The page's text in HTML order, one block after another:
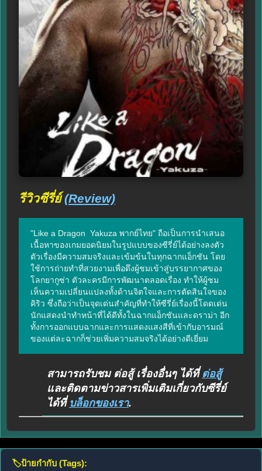
รีวิวซีรี่ย์(Review)
"Like a Dragon  Yakuza พากย์ไทย" ถือเป็นการนำเสนอ
เนื้อหาของเกมยอดนิยมในรูปแบบของซีรี่ย์ได้อย่างลงตัว
ตัวเรื่องมีความสมจริงและเข้มข้นในทุกฉากแอ็กชัน โดย
ใช้การถ่ายทำที่สวยงามเพื่อดึงผู้ชมเข้าสู่บรรยากาศของ
โลกยากูซ่า ตัวละครมีการพัฒนาตลอดเรื่อง ทำให้ผู้ชม
เห็นความเปลี่ยนแปลงทั้งด้านจิตใจและการตัดสินใจของ
คิริว ซึ่งถือว่าเป็นจุดเด่นสำคัญที่ทำให้ซีรี่ย์เรื่องนี้โดดเด่น
นักแสดงนำทำหน้าที่ได้ดีทั้งในฉากแอ็กชันและดราม่า อีก
ทั้งการออกแบบฉากและการแสดงแสงสีที่เข้ากับอารมณ์
ของแต่ละฉากก็ช่วยเพิ่มความสมจริงได้อย่างดีเยี่ยม
สามารถรับชม ต่อสู้ เรื่องอื่นๆ ได้ที่ ต่อสู้
และติดตามข่าวสารเพิ่มเติมเกี่ยวกับซีรี่ย์
ได้ที่ บล็อกของเรา.
🏷️ป้ายกำกับ (Tags):